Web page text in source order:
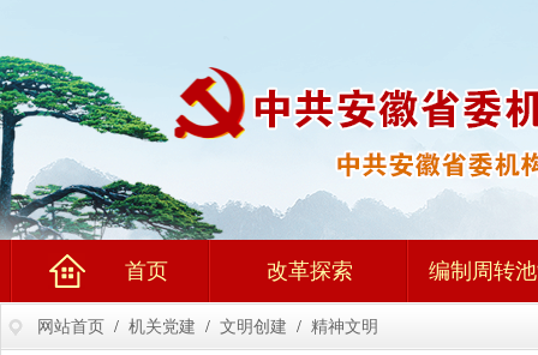
首页 改革探索 编制周转
网站首页 / 机关党建 / 文明创建 / 精神文明